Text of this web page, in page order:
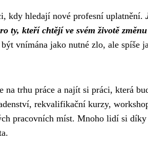
kdy hledají nové profesní uplatnění.
ty, kteří chtějí ve svém životě
vnímána jako nutné zlo, ale spíše
na trhu práce a najít si práci, která
rekvalifikační kurzy,
pracovních míst. Mnoho lidí si díky